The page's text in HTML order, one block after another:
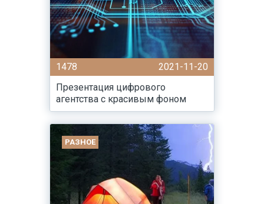
1478
2021-11-20
Презентация цифрового
агентства с красивым фоном
РАЗНОЕ